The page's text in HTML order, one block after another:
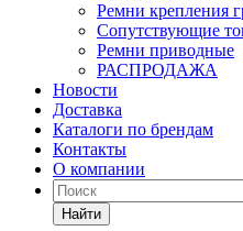
Ремни крепления
Сопутствующие
Ремни приводные
РАСПРОДАЖА
Новости
Доставка
Каталоги по брендам
Контакты
О компании
Найти